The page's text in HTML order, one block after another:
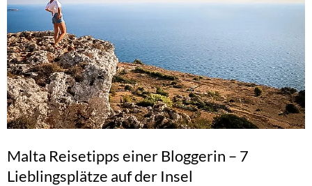
Malta Reisetipps einer Bloggerin – 7
Lieblingsplätze auf der Insel